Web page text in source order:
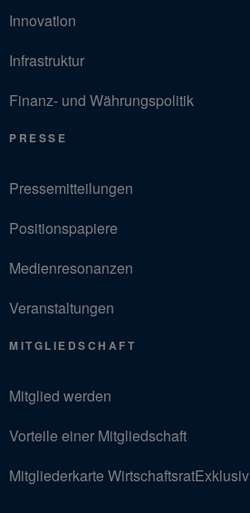
Innovation
Infrastruktur
Finanz- und Währungspolitik
PRESSE
Pressemitteilungen
Positionspapiere
Medienresonanzen
Veranstaltungen
MITGLIEDSCHAFT
Mitglied werden
Vorteile einer Mitgliedschaft
Mitgliederkarte WirtschaftsratExklusiv